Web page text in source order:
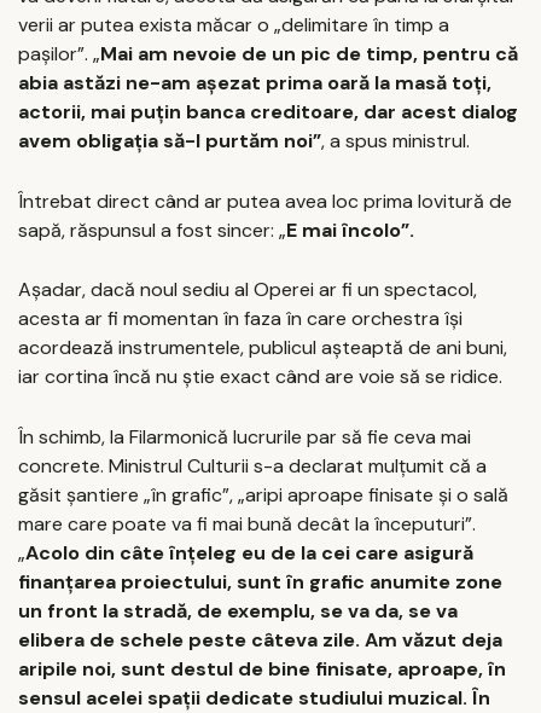
verii ar putea exista măcar o „delimitare în timp a
paşilor”. „Mai am nevoie de un pic de timp, pentru că
abia astăzi ne-am aşezat prima oară la masă toţi,
actorii, mai puţin banca creditoare, dar acest dialog
avem obligaţia să-l purtăm noi”, a spus ministrul.
Întrebat direct când ar putea avea loc prima lovitură de
sapă, răspunsul a fost sincer: „E mai încolo”.
Aşadar, dacă noul sediu al Operei ar fi un spectacol,
acesta ar fi momentan în faza în care orchestra îşi
acordează instrumentele, publicul aşteaptă de ani buni,
iar cortina încă nu ştie exact când are voie să se ridice.
În schimb, la Filarmonică lucrurile par să fie ceva mai
concrete. Ministrul Culturii s-a declarat mulţumit că a
găsit şantiere „în grafic”, „aripi aproape finisate şi o sală
mare care poate va fi mai bună decât la începuturi”.
„Acolo din câte înţeleg eu de la cei care asigură
finanţarea proiectului, sunt în grafic anumite zone
un front la stradă, de exemplu, se va da, se va
elibera de schele peste câteva zile. Am văzut deja
aripile noi, sunt destul de bine finisate, aproape, în
sensul acelei spaţii dedicate studiului muzical. În